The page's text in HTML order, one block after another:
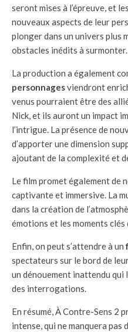
seront mises à l’épreuve, et
nouveaux aspects de leur
plonger dans un univers plus
obstacles inédits à surmonter.
La production a également
personnagesviendront
venus pourraient être des
Nick, et ils auront un impact
l’intrigue. La présence de
d’apporter une dimension
ajoutant de la complexité et
Le film promet également de
captivante et immersive. La
dans la création de
émotions et les moments clés
Enfin, on peut s’attendre à un
spectateurs sur le bord de
un dénouement inattendu qui
des interrogations.
En résumé, À Contre-Sens 2
intense, qui ne manquera pas